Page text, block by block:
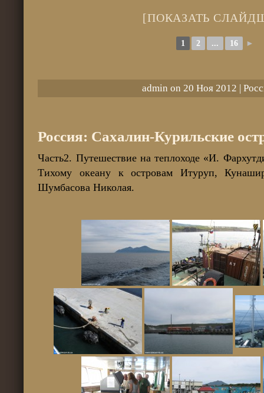
[ПОКАЗАТЬ
1 2 ... 16 ►
admin on 20 Ноя 2012 |
Россия: Сахалин-Курильские
Часть2. Путешествие на теплоходе «И.
Тихому океану к островам Итуруп,
Шумбасова Николая.